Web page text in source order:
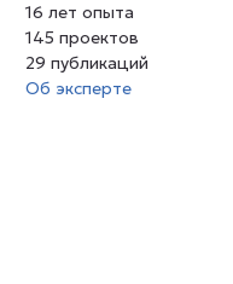
16 лет опыта
145 проектов
29 публикаций
Об эксперте